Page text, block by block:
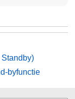
byfunctie